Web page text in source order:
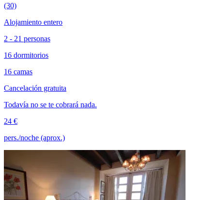
(30)
Alojamiento entero
2 - 21 personas
16 dormitorios
16 camas
Cancelación gratuita
Todavía no se te cobrará nada.
24 €
pers./noche (aprox.)